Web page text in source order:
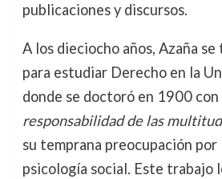
publicaciones y discursos.
A los dieciocho años, Azaña
para estudiar Derecho en la
donde se doctoró en 1900
responsabilidad de las
su temprana preocupación
psicología social. Este trabajo